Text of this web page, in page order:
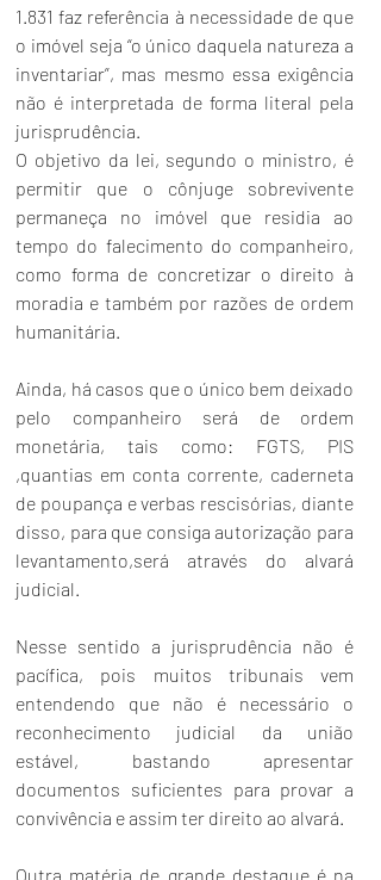
1.831 faz referência à necessidade de que
o imóvel seja “o único daquela natureza a
inventariar”, mas mesmo essa exigência
não é interpretada de forma literal pela
jurisprudência.
O objetivo da lei, segundo o ministro, é
permitir que o cônjuge sobrevivente
permaneça no imóvel que residia ao
tempo do falecimento do companheiro,
como forma de concretizar o direito à
moradia e também por razões de ordem
humanitária.
Ainda, há casos que o único bem deixado
pelo companheiro será de ordem
monetária, tais como: FGTS, PIS
,quantias em conta corrente, caderneta
de poupança e verbas rescisórias, diante
disso, para que consiga autorização para
levantamento,será através do alvará
judicial.
Nesse sentido a jurisprudência não é
pacífica, pois muitos tribunais vem
entendendo que não é necessário o
reconhecimento judicial da união
estável, bastando apresentar
documentos suficientes para provar a
convivência e assim ter direito ao alvará.
Outra matéria de grande destaque é na